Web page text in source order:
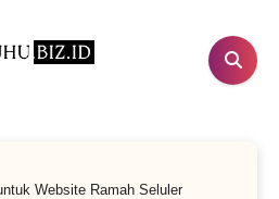
Website Ramah Seluler